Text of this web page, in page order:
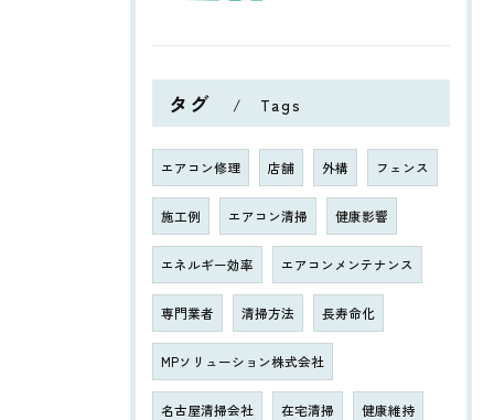
タグ Tags
エアコン修理 店舗 外構 フェンス
施工例 エアコン清掃 健康影響
エネルギー効率 エアコンメンテナンス
専門業者 清掃方法 長寿命化
MPソリューション株式会社
名古屋清掃会社 在宅清掃 健康維持